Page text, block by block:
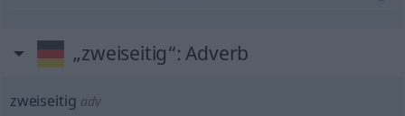
„zweiseitig“: Adverb
zweiseitig adv